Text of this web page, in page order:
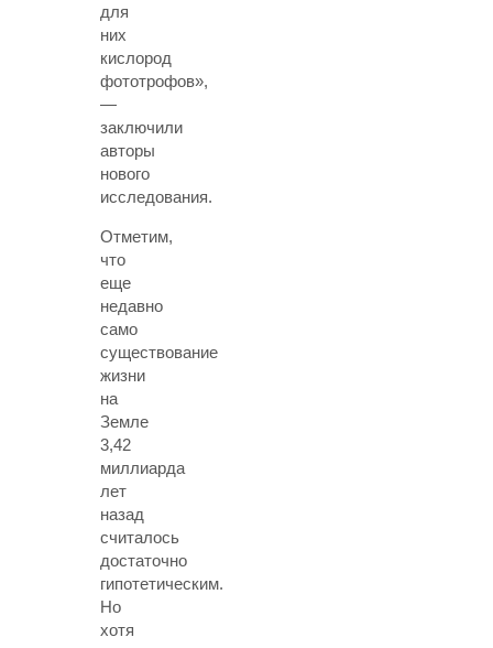
для
них
кислород
фототрофов»,
—
заключили
авторы
нового
исследования.
Отметим,
что
еще
недавно
само
существование
жизни
на
Земле
3,42
миллиарда
лет
назад
считалось
достаточно
гипотетическим.
Но
хотя